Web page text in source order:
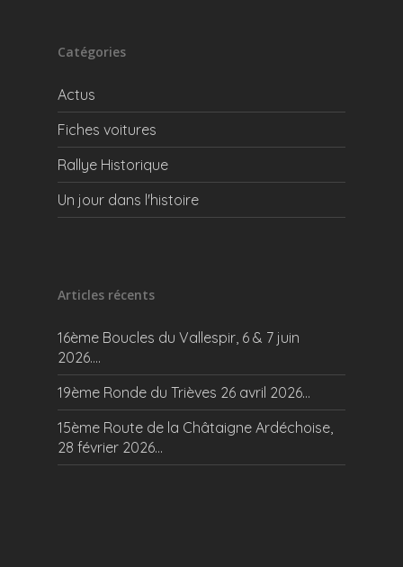
Catégories
Actus
Fiches voitures
Rallye Historique
Un jour dans l'histoire
Articles récents
16ème Boucles du Vallespir, 6 & 7 juin
2026….
19ème Ronde du Trièves 26 avril 2026…
15ème Route de la Châtaigne Ardéchoise,
28 février 2026…